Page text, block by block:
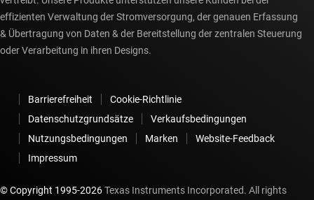
effizienten Verwaltung der Stromversorgung, der genauen Erfassung
& Übertragung von Daten & der Bereitstellung der zentralen Steuerung
oder Verarbeitung in ihren Designs.
Barrierefreiheit
Cookie-Richtlinie
Datenschutzgrundsätze
Verkaufsbedingungen
Nutzungsbedingungen
Marken
Website-Feedback
Impressum
© Copyright 1995-2026Texas Instruments Incorporated. All rights